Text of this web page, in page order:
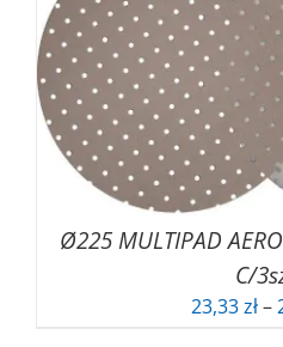
Ø225 MULTIPAD
C/
23,33zł–